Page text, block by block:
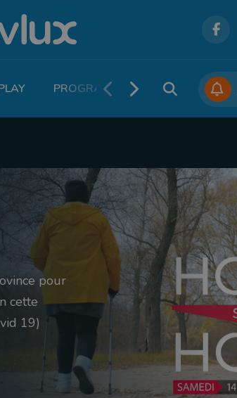
PROGRAMME TV PODCASTS
pour
cette
19)